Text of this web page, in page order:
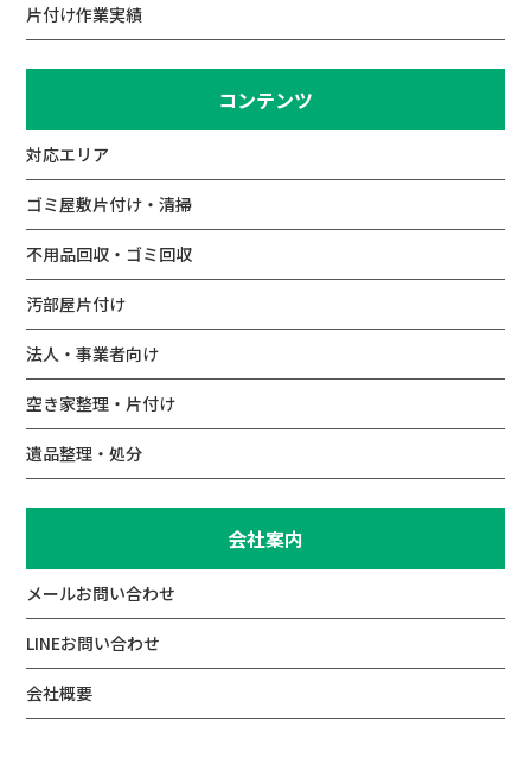
片付け作業実績
コンテンツ
対応エリア
ゴミ屋敷片付け・清掃
不用品回収・ゴミ回収
汚部屋片付け
法人・事業者向け
空き家整理・片付け
遺品整理・処分
会社案内
メールお問い合わせ
LINEお問い合わせ
会社概要